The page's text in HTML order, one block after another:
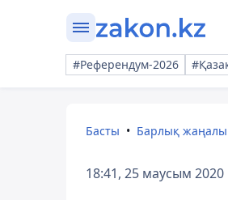
#Референдум-2026
Басты Барлық
18:41, 25 маусым 2020